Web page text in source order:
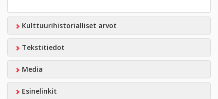
Kulttuurihistorialliset arvot
Tekstitiedot
Media
Esinelinkit